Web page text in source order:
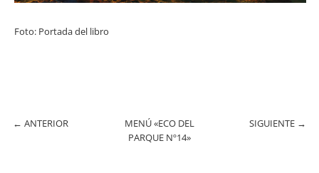
Foto: Portada del libro
← ANTERIOR
MENÚ «ECO DEL
PARQUE Nº14»
SIGUIENTE →